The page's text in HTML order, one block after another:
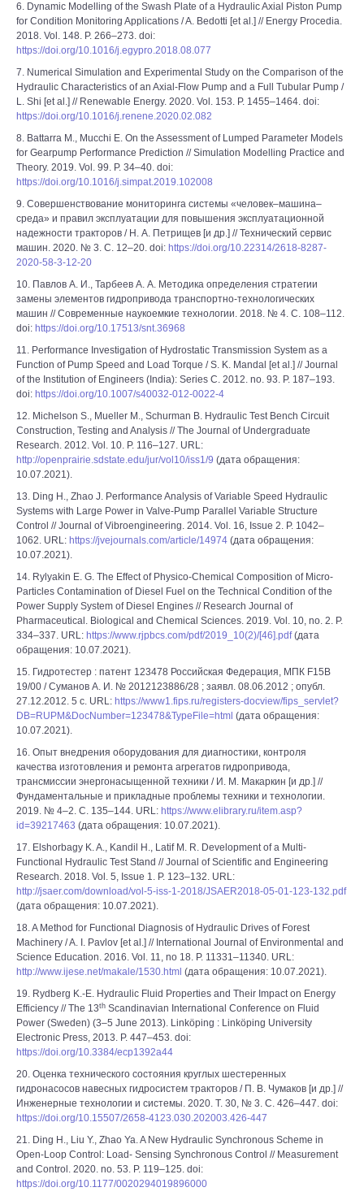
6. Dynamic Modelling of the Swash Plate of a Hydraulic Axial Piston Pump
for Condition Monitoring Applications / A. Bedotti [et al.] // Energy Procedia.
2018. Vol. 148. P. 266–273. doi:
https://doi.org/10.1016/j.egypro.2018.08.077
7. Numerical Simulation and Experimental Study on the Comparison of the
Hydraulic Characteristics of an Axial-Flow Pump and a Full Tubular Pump /
L. Shi [et al.] // Renewable Energy. 2020. Vol. 153. P. 1455–1464. doi:
https://doi.org/10.1016/j.renene.2020.02.082
8. Battarra M., Mucchi E. On the Assessment of Lumped Parameter Models
for Gearpump Performance Prediction // Simulation Modelling Practice and
Theory. 2019. Vol. 99. P. 34–40. doi:
https://doi.org/10.1016/j.simpat.2019.102008
9. Совершенствование мониторинга системы «человек–машина–
среда» и правил эксплуатации для повышения эксплуатационной
надежности тракторов / Н. А. Петрищев [и др.] // Технический сервис
машин. 2020. № 3. С. 12–20. doi: https://doi.org/10.22314/2618-8287-
2020-58-3-12-20
10. Павлов А. И., Тарбеев А. А. Методика определения стратегии
замены элементов гидропривода транспортно-технологических
машин // Современные наукоемкие технологии. 2018. № 4. С. 108–112.
doi: https://doi.org/10.17513/snt.36968
11. Performance Investigation of Hydrostatic Transmission System as a
Function of Pump Speed and Load Torque / S. K. Mandal [et al.] // Journal
of the Institution of Engineers (India): Series C. 2012. no. 93. P. 187–193.
doi: https://doi.org/10.1007/s40032-012-0022-4
12. Michelson S., Mueller M., Schurman B. Hydraulic Test Bench Circuit
Construction, Testing and Analysis // The Journal of Undergraduate
Research. 2012. Vol. 10. P. 116–127. URL:
http://openprairie.sdstate.edu/jur/vol10/iss1/9 (дата обращения:
10.07.2021).
13. Ding H., Zhao J. Performance Analysis of Variable Speed Hydraulic
Systems with Large Power in Valve-Pump Parallel Variable Structure
Control // Journal of Vibroengineering. 2014. Vol. 16, Issue 2. P. 1042–
1062. URL: https://jvejournals.com/article/14974 (дата обращения:
10.07.2021).
14. Rylyakin E. G. The Effect of Physico-Chemical Composition of Micro-
Particles Contamination of Diesel Fuel on the Technical Condition of the
Power Supply System of Diesel Engines // Research Journal of
Pharmaceutical. Biological and Chemical Sciences. 2019. Vol. 10, no. 2. P.
334–337. URL: https://www.rjpbcs.com/pdf/2019_10(2)/[46].pdf(дата
обращения: 10.07.2021).
15. Гидротестер : патент 123478 Российская Федерация, МПК F15B
19/00 / Суманов А. И. № 2012123886/28 ; заявл. 08.06.2012 ; опубл.
27.12.2012. 5 с. URL: https://www1.fips.ru/registers-docview/fips_servlet?
DB=RUPM&DocNumber=123478&TypeFile=html (дата обращения:
10.07.2021).
16. Опыт внедрения оборудования для диагностики, контроля
качества изготовления и ремонта агрегатов гидропривода,
трансмиссии энергонасыщенной техники / И. М. Макаркин [и др.] //
Фундаментальные и прикладные проблемы техники и технологии.
2019. № 4–2. С. 135–144. URL: https://www.elibrary.ru/item.asp?
id=39217463 (дата обращения: 10.07.2021).
17. Elshorbagy K. A., Kandil H., Latif M. R. Development of a Multi-
Functional Hydraulic Test Stand // Journal of Scientific and Engineering
Research. 2018. Vol. 5, Issue 1. P. 123–132. URL:
http://jsaer.com/download/vol-5-iss-1-2018/JSAER2018-05-01-123-132.pdf
(дата обращения: 10.07.2021).
18. A Method for Functional Diagnosis of Hydraulic Drives of Forest
Machinery / A. I. Pavlov [et al.] // International Journal of Environmental and
Science Education. 2016. Vol. 11, no 18. P. 11331–11340. URL:
http://www.ijese.net/makale/1530.html (дата обращения: 10.07.2021).
19. Rydberg K.-E. Hydraulic Fluid Properties and Their Impact on Energy
Efficiency // The 13th Scandinavian International Conference on Fluid
Power (Sweden) (3–5 June 2013). Linköping : Linköping University
Electronic Press, 2013. P. 447–453. doi:
https://doi.org/10.3384/ecp1392a44
20. Оценка технического состояния круглых шестеренных
гидронасосов навесных гидросистем тракторов / П. В. Чумаков [и др.] //
Инженерные технологии и системы. 2020. Т. 30, № 3. С. 426–447. doi:
https://doi.org/10.15507/2658-4123.030.202003.426-447
21. Ding H., Liu Y., Zhao Ya. A New Hydraulic Synchronous Scheme in
Open-Loop Control: Load- Sensing Synchronous Control // Measurement
and Control. 2020. no. 53. P. 119–125. doi:
https://doi.org/10.1177/0020294019896000